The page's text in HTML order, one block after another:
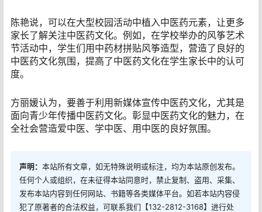
陈艳说，可以在大型校园活动中植入中医药元素，让更多
家长了解关注中医药文化。例如，在学校举办的风筝艺术
节活动中，学生们用中药材拼贴风筝造型，营造了良好的
中医药文化氛围，提高了中医药文化在学生家长中的认可
度。
方丽媛认为，要善于利用新媒体宣传中医药文化，尤其是
面向青少年传播中医药文化。彰显中医药文化的魅力，在
全社会营造爱中医、学中医、用中医的良好氛围。
声明： 本站所有文章，如无特殊说明或标注，均为本站原创发布。
任何个人或组织，在未征得本站同意时，禁止复制、盗用、采集、
发布本站内容到任何网站、书籍等各类媒体平台。如若本站内容侵
犯了原著者的合法权益，可联系我们【132-2812-3168】进行处